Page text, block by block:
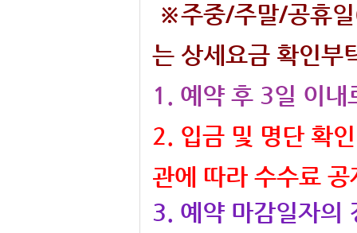
※주중/주말/공휴일
는 상세요금 확인부
1. 예약 후 3일 이내
2. 입금 및 명단 확
관에 따라 수수료
3. 예약 마감일자의